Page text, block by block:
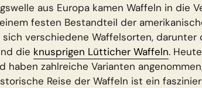
aus Europa kamen Waffeln in die
festen Bestandteil der
verschiedene Waffelsorten, darunter
die knusprigen Lütticher Waffeln.
zahlreiche Varianten
Reise der Waffeln ist ein